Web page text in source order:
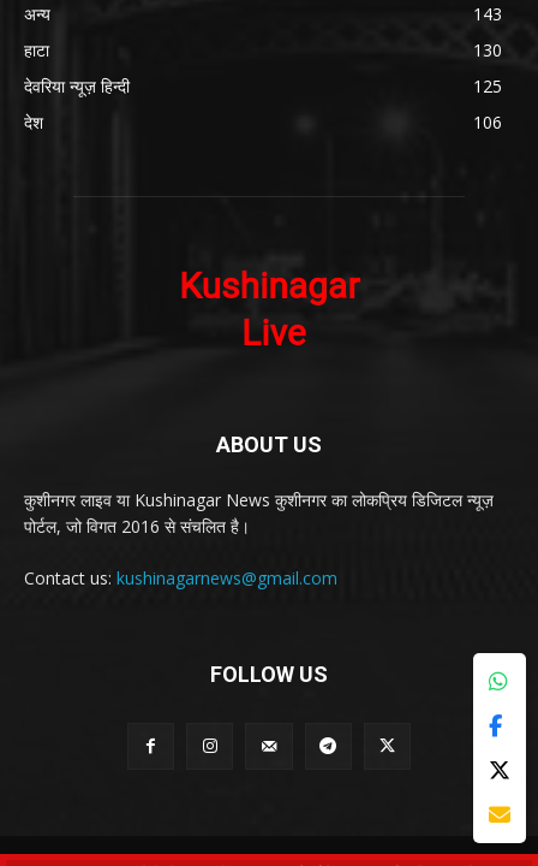
अन्य
143
हाटा
130
देवरिया न्यूज़ हिन्दी
125
देश
106
ABOUT US
कुशीनगर लाइव या Kushinagar News कुशीनगर का लोकप्रिय डिजिटल न्यूज़
पोर्टल, जो विगत 2016 से संचलित है।
Contact us: kushinagarnews@gmail.com
FOLLOW US